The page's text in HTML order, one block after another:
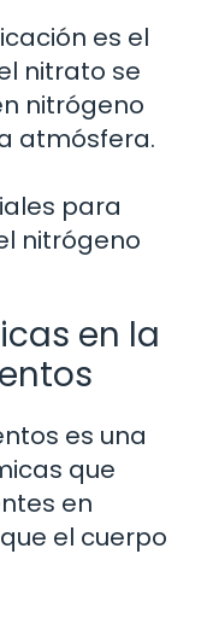
es el
nitrato se
nitrógeno
atmósfera.
para
nitrógeno
en la
es una
que
en
el cuerpo